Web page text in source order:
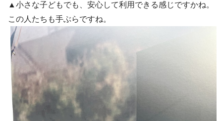
▲小さな子どもでも、安心して利用できる感じですかね。
この人たちも手ぶらですね。